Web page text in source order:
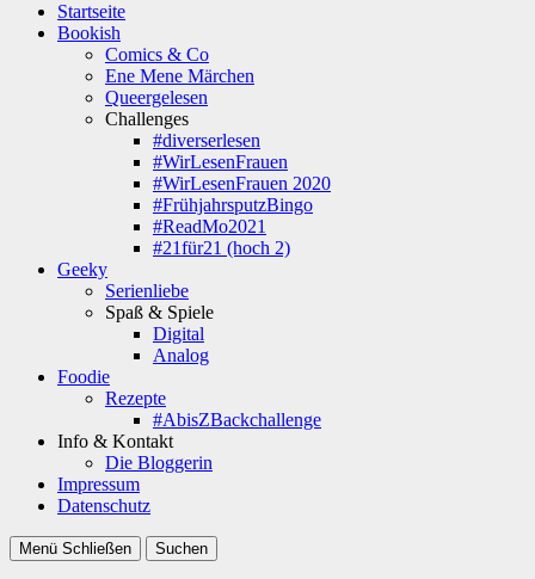
Startseite
Bookish
Comics & Co
Ene Mene Märchen
Queergelesen
Challenges
#diverserlesen
#WirLesenFrauen
#WirLesenFrauen 2020
#FrühjahrsputzBingo
#ReadMo2021
#21für21 (hoch 2)
Geeky
Serienliebe
Spaß & Spiele
Digital
Analog
Foodie
Rezepte
#AbisZBackchallenge
Info & Kontakt
Die Bloggerin
Impressum
Datenschutz
Menü Schließen Suchen